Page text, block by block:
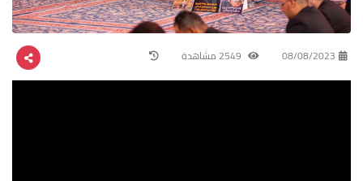
08/08/2023